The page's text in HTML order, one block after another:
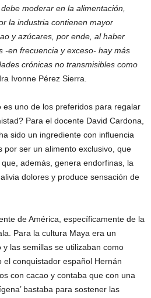
moderar en la alimentación,
la industria contienen mayor
y azúcares, por ende, al haber
-en frecuencia y exceso- hay más
crónicas no transmisibles como
Ivonne Pérez Sierra.
uno de los preferidos para regalar
Para el docente David Cardona,
sido un ingrediente con influencia
por ser un alimento exclusivo, que
además, genera endorfinas, la
dolores y produce sensación de
de América, específicamente de la
Para la cultura Maya era un
las semillas se utilizaban como
el conquistador español Hernán
con cacao y contaba que con una
bastaba para sostener las